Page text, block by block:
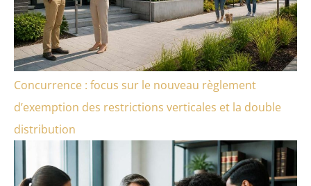
Concurrence : focus sur le nouveau règlement
d’exemption des restrictions verticales et la double
distribution